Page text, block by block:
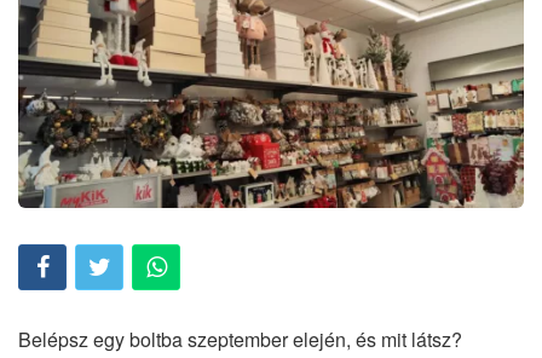
Belépsz egy boltba szeptember elején, és mit látsz?